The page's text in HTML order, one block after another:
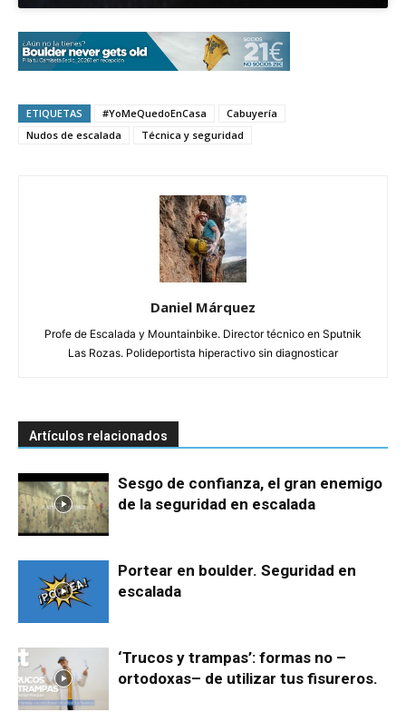
ETIQUETAS #YoMeQuedoEnCasa
Cabuyería
Nudos de escalada
Técnica y seguridad
Daniel Márquez
Profe de Escalada y Mountainbike. Director técnico en Sputnik
Las Rozas. Polideportista hiperactivo sin diagnosticar
Artículos relacionados
Sesgo de confianza, el gran enemigo
de la seguridad en escalada
Portear en boulder. Seguridad en
escalada
‘Trucos y trampas’: formas no –
ortodoxas– de utilizar tus fisureros.